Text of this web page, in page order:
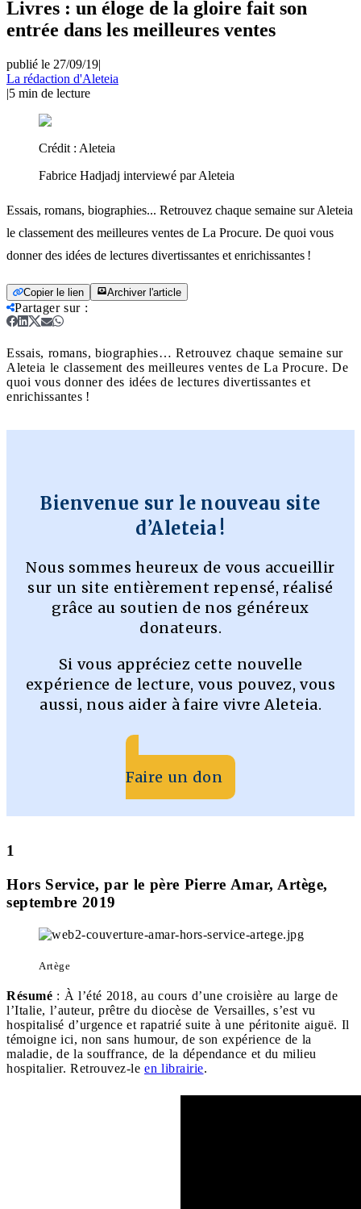
Livres : un éloge de la gloire fait son
entrée dans les meilleures ventes
publié le 27/09/19|
La rédaction d'Aleteia
|5 min de lecture
Crédit : Aleteia
Fabrice Hadjadj interviewé par Aleteia
Essais, romans, biographies... Retrouvez chaque semaine sur Aleteia
le classement des meilleures ventes de La Procure. De quoi vous
donner des idées de lectures divertissantes et enrichissantes !
Copier le lien Archiver l'article
Partager sur:
Essais, romans, biographies… Retrouvez chaque semaine sur
Aleteia le classement des meilleures ventes de La Procure. De
quoi vous donner des idées de lectures divertissantes et
enrichissantes !
Bienvenue sur le nouveau site
d’Aleteia !
Nous sommes heureux de vous accueillir
sur un site entièrement repensé, réalisé
grâce au soutien de nos généreux
donateurs.
Si vous appréciez cette nouvelle
expérience de lecture, vous pouvez, vous
aussi, nous aider à faire vivre Aleteia.
Faire un don
1
Hors Service, par le père Pierre Amar, Artège,
septembre 2019
Artège
Résumé : À l’été 2018, au cours d’une croisière au large de
l’Italie, l’auteur, prêtre du diocèse de Versailles, s’est vu
hospitalisé d’urgence et rapatrié suite à une péritonite aiguë. Il
témoigne ici, non sans humour, de son expérience de la
maladie, de la souffrance, de la dépendance et du milieu
hospitalier. Retrouvez-le en librairie.